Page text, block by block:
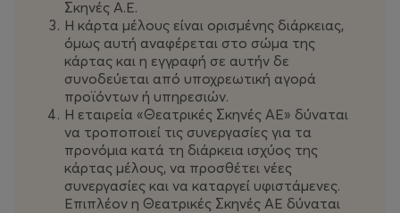
Προτεραιότητα στην προπώληση εισιτηρίων σε
επιλεγμένα θεάματα. Δυνατότητα απόκτησης
εισιτηρίου έως 24 ώρες πριν την έναρξη
πώλησης των εισιτηρίων στο ευρύ κοινό.
Προτεραιότητα στην προπώληση εισιτηρίων
(Early Birds):Δυνατότητα απόκτησης εισιτηρίου
έως και 24 ώρες πριν την έναρξη διάθεσης των
εισιτηρίων στο ευρύ κοινό και προνομιακή θέση
Σκηνές Α.Ε.
Η κάρτα μέλους είναι ορισμένης διάρκειας,
όμως αυτή αναφέρεται στο σώμα της
κάρτας και η εγγραφή σε αυτήν δε
συνοδεύεται από υποχρεωτική αγορά
προϊόντων ή υπηρεσιών.
Η εταιρεία «Θεατρικές Σκηνές ΑΕ» δύναται
να τροποποιεί τις συνεργασίες για τα
προνόμια κατά τη διάρκεια ισχύος της
κάρτας μέλους, να προσθέτει νέες
συνεργασίες και να καταργεί υφιστάμενες.
Επιπλέον η Θεατρικές Σκηνές ΑΕ δύναται